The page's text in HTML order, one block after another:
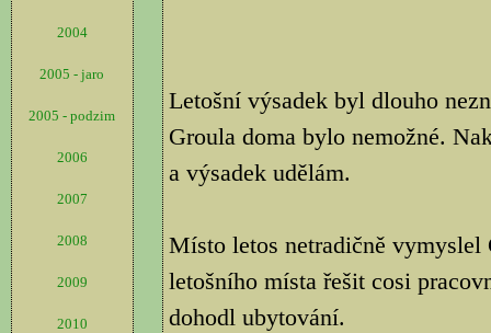
2004
2005 - jaro
2005 - podzim
2006
2007
2008
2009
2010
Letošní výsadek byl dlouho
Groula doma bylo nemožné.
a výsadek udělám.
Místo letos netradičně
letošního místa řešit cosi
dohodl ubytování.